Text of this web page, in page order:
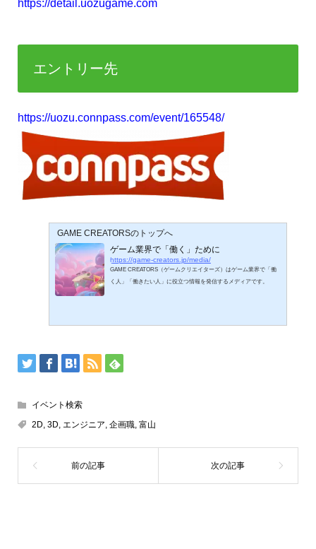
https://detail.uozugame.com
エントリー先
https://uozu.connpass.com/event/165548/
GAME CREATORSのトップへ
ゲーム業界で「働く」ために
https://game-creators.jp/media/
GAME CREATORS（ゲームクリエイターズ）はゲーム業界で「働
く人」「働きたい人」に役立つ情報を発信するメディアです。
イベント検索
2D, 3D, エンジニア, 企画職, 富山